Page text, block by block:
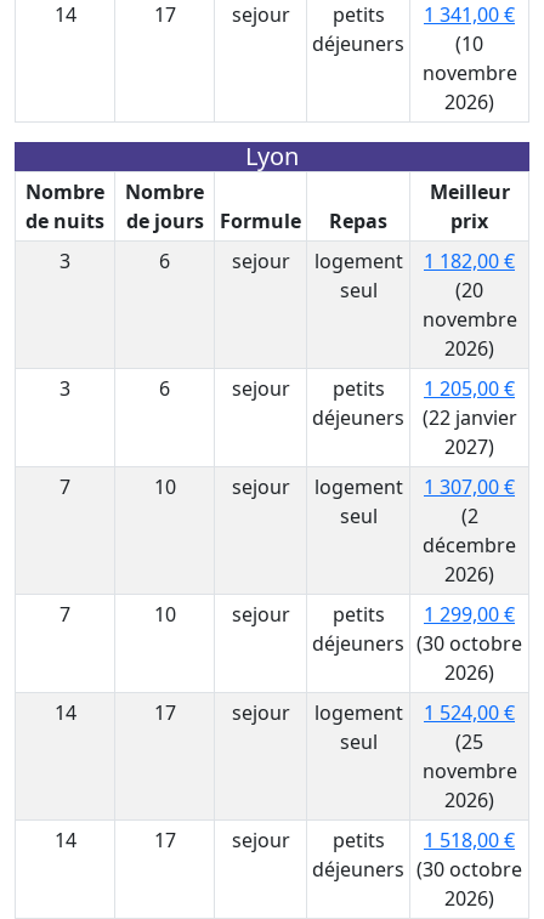
14
17 sejour
petits
déjeuners
1 341,00 €
(10
novembre
2026)
Lyon
Nombre
de nuits
Nombre
de jours
Formule Repas
Meilleur
prix
3
6 sejour
logement
seul
1 182,00 €
(20
novembre
2026)
3
6 sejour
petits
déjeuners
1 205,00 €
(22 janvier
2027)
7
10 sejour
logement
seul
1 307,00 €
(2
décembre
2026)
7
10 sejour
petits
déjeuners
1 299,00 €
(30 octobre
2026)
14
17 sejour
logement
seul
1 524,00 €
(25
novembre
2026)
14
17 sejour
petits
déjeuners
1 518,00 €
(30 octobre
2026)